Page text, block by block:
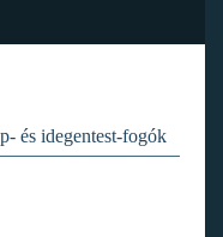
és idegentest-fogók